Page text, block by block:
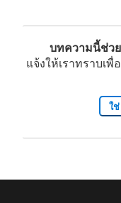
บทความนี้ช่ว
แจ้งให้เราทราบเพื่
ใช่